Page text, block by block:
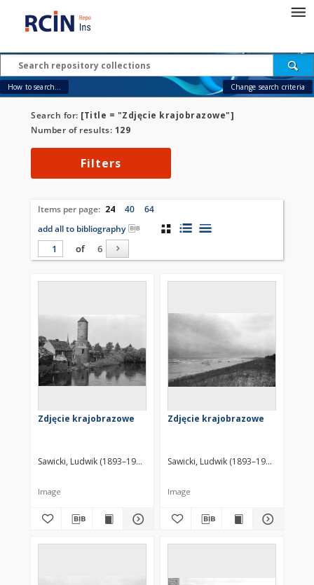
How to search... Change search criteria
Search for: [Title = "Zdjęcie krajobrazowe"]
Number of results: 129
Filters
Items per page: 24 40
64
add all to bibliography
of
6
Zdjęcie krajobrazowe
Sawicki, Ludwik (1893–1972)
Image
Zdjęcie krajobrazowe
Sawicki, Ludwik (1893–1972)
Image